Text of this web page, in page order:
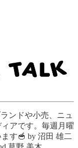
ンドや小売、ニュ
アです。毎週月曜
す🥣 by 沼田 雄二